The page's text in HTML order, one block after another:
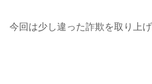
今回は少し違った詐欺を取り上げ